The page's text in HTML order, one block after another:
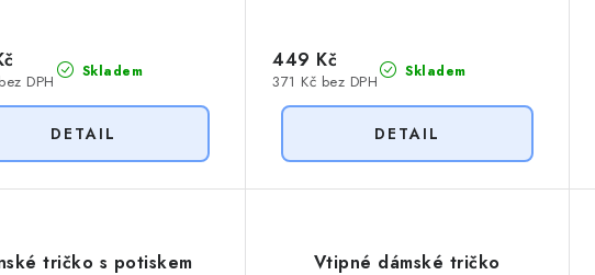
Skladem
DPH Skladem
371 Kč bez DPH
449 Kč
tričko s potiskem
Vtipné dámské tričko